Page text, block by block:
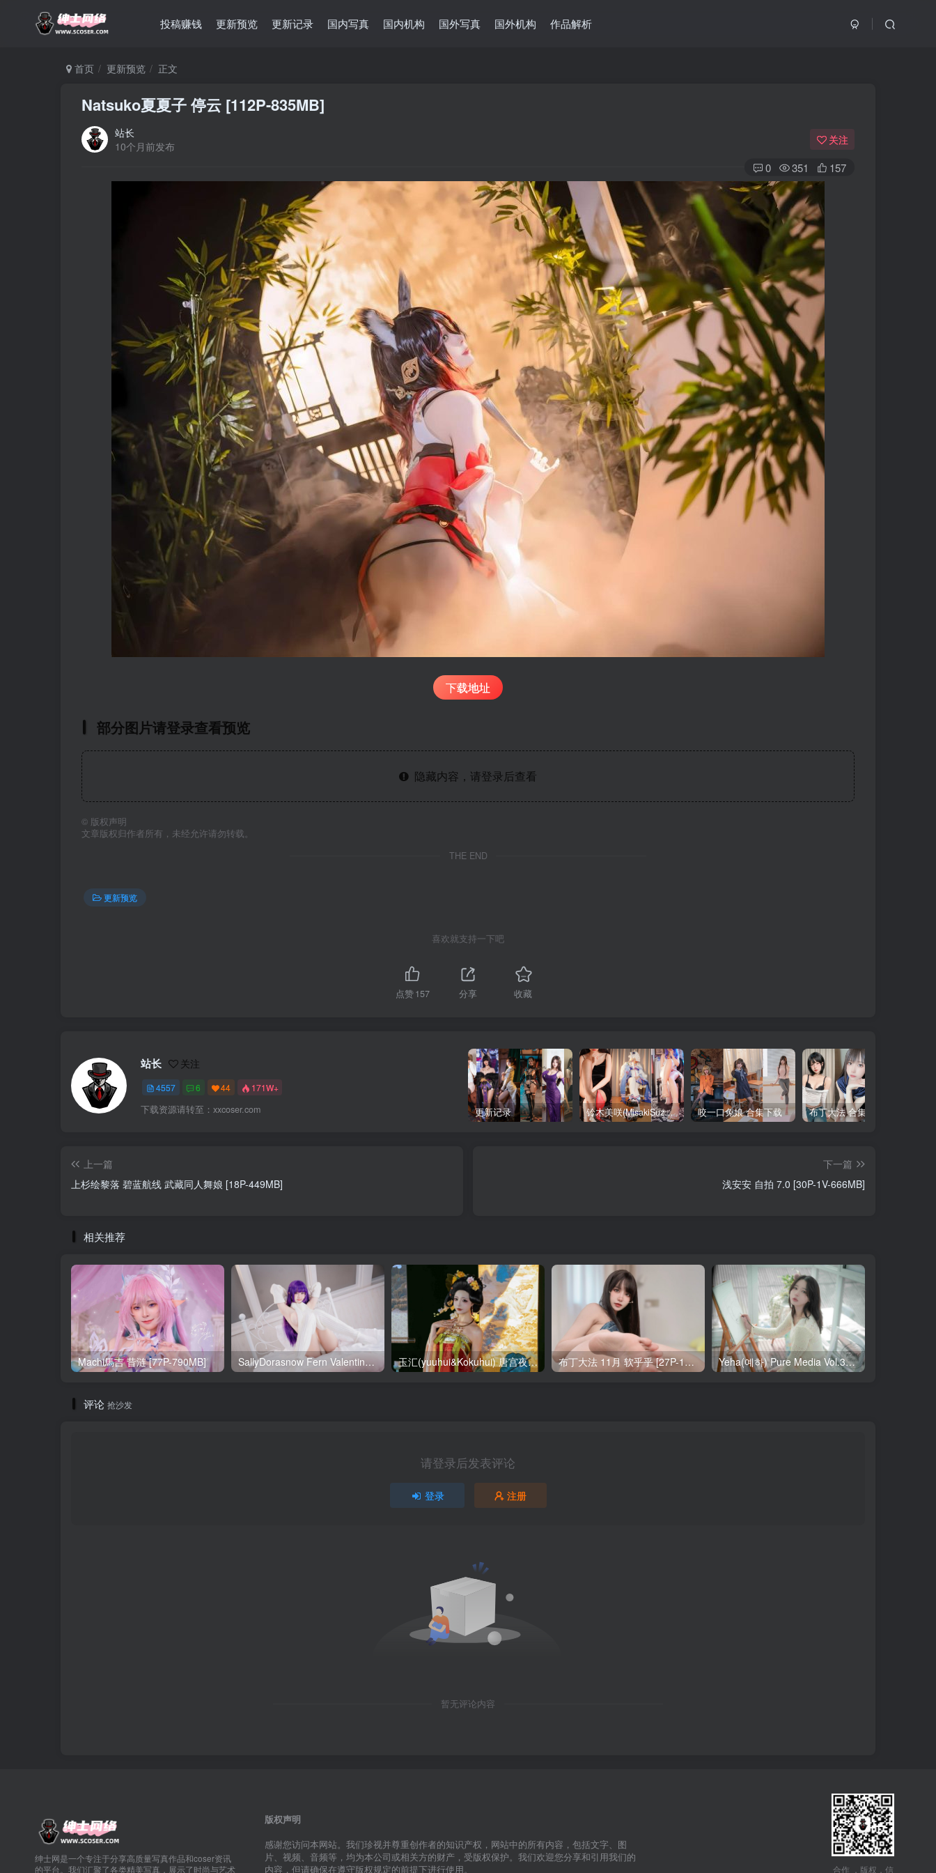
投稿赚钱 更新预览 更新记录 国内写真 国内机构 国外写真 国外机构 作品解析
首页 更新预览 正文
Natsuko夏夏子 停云 [112P-835MB]
站长
10个月前发布
关注
0 351 157
下载地址
部分图片请登录查看预览
隐藏内容，请登录后查看
© 版权声明
文章版权归作者所有，未经允许请勿转载。
THE END
更新预览
喜欢就支持一下吧
点赞157 分享 收藏
站长 关注
4557 6 44 171W+
下载资源请转至：xxcoser.com 更新记录 铃木美咲(MisakiSuzuki) 合集下载 咬一口兔娘 合集下载 布丁大法 合集下载
上一篇
上杉绘黎落 碧蓝航线 武藏同人舞娘 [18P-449MB]
下一篇
浅安安 自拍 7.0 [30P-1V-666MB]
相关推荐
Machi馬吉 昔涟 [77P-790MB] SallyDorasnow Fern Valentine [50P-353MB] 玉汇(yuuhui&Kokuhui) 唐宫夜宴 [136P-1.47GB] 布丁大法 11月 软乎乎 [27P-1V-121MB] Yeha(예하) Pure Media Vol.321 Your Majesty [119P-145MB]
评论 抢沙发
请登录后发表评论
登录 注册
暂无评论内容
绅士网是一个专注于分享高质量写真作品和coser资讯
的平台。我们汇聚了各类精美写真，展示了时尚与艺术
版权声明
感谢您访问本网站。我们珍视并尊重创作者的知识产权，网站中的所有内容，包括文字、图
片、视频、音频等，均为本公司或相关方的财产，受版权保护。我们欢迎您分享和引用我们的
内容，但请确保在遵守版权规定的前提下进行使用。
合作 ，版权，信